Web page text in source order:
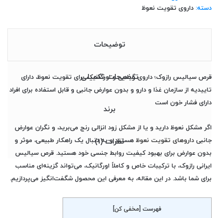
دسته: داروی تقویت نعوظ
توضیحات
توضیحات تکمیلی
برند
نظرات (1)
قرص سیالیس رازوک؛ داروی گیاهی و اورگانیک برای تقویت نعوظ، دارای
تاییدیه از سازمان غذا و دارو و بدون عوارض جانبی و قابل استفاده برای افراد
دارای فشار خون است
اگر مشکل نعوظ دارید و یا از مشکل زود انزالی رنج می‌برید، و نگران عوارض
جانبی داروهای تقویت نعوظ هستید و به دنبال یک راهکار طبیعی، موثر و
بدون عوارض برای بهبود کیفیت روابط جنسی خود هستید. قرص سیالیس
ایرانی رازوک، با ترکیبات خاص و کاملاً اورگانیک، می‌تواند گزینه‌ای مناسب
برای شما باشد. در این مقاله، به معرفی این محصول شگفت‌انگیز می‌پردازیم.
فهرست [مخفی کن]